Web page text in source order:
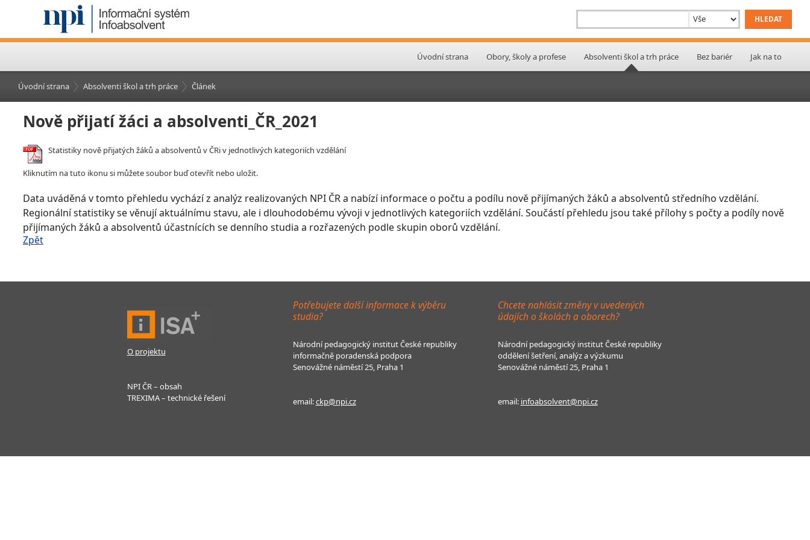
Úvodní strana Obory, školy a profese Absolventi škol a trh práce Bez bariér Jak na to
Úvodní strana Absolventi škol a trh práce Článek
Nově přijatí žáci a absolventi_ČR_2021
Statistiky nově přijatých žáků a absolventů v ČRi v jednotlivých kategoriích vzdělání
Kliknutím na tuto ikonu si můžete soubor buď otevřít nebo uložit.
Data uváděná v tomto přehledu vychází z analýz realizovaných NPI ČR a nabízí informace o počtu a podílu nově přijímaných žáků a absolventů středního vzdělání.
Regionální statistiky se věnují aktuálnímu stavu, ale i dlouhodobému vývoji v jednotlivých kategoriích vzdělání. Součástí přehledu jsou také přílohy s počty a podíly nově
přijímaných žáků a absolventů účastnících se denního studia a rozřazených podle skupin oborů vzdělání.
Zpět
O projektu
NPI ČR – obsah
TREXIMA – technické řešení
Potřebujete další informace k výběru
studia?
Národní pedagogický institut České republiky
informačně poradenská podpora
Senovážné náměstí 25, Praha 1
email:ckp@npi.cz
Chcete nahlásit změny v uvedených
údajích o školách a oborech?
Národní pedagogický institut České republiky
oddělení šetření, analýz a výzkumu
Senovážné náměstí 25, Praha 1
email: infoabsolvent@npi.cz